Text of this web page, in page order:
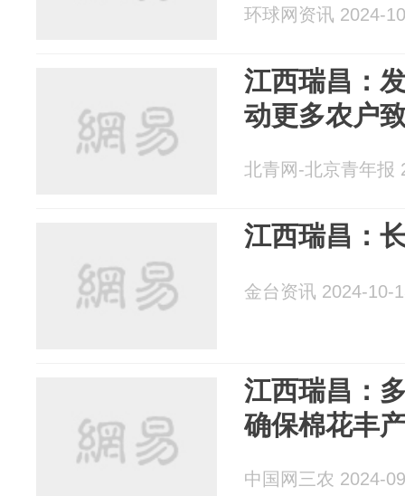
环球网资讯 2024-
江西瑞昌：
动更多农户
北青网-北京青年报
江西瑞昌：
金台资讯 2024-10-
江西瑞昌：
确保棉花丰
中国网三农 2024-